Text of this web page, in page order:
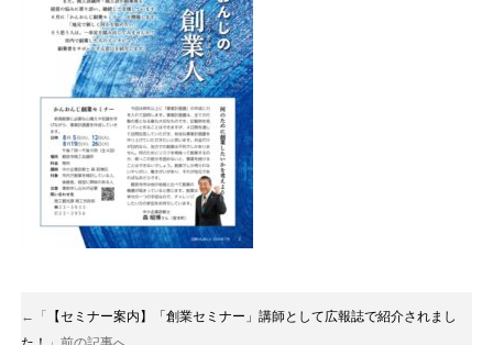
←「
【セミナー案内】「創業セミナー」講師として広報誌で紹介されまし